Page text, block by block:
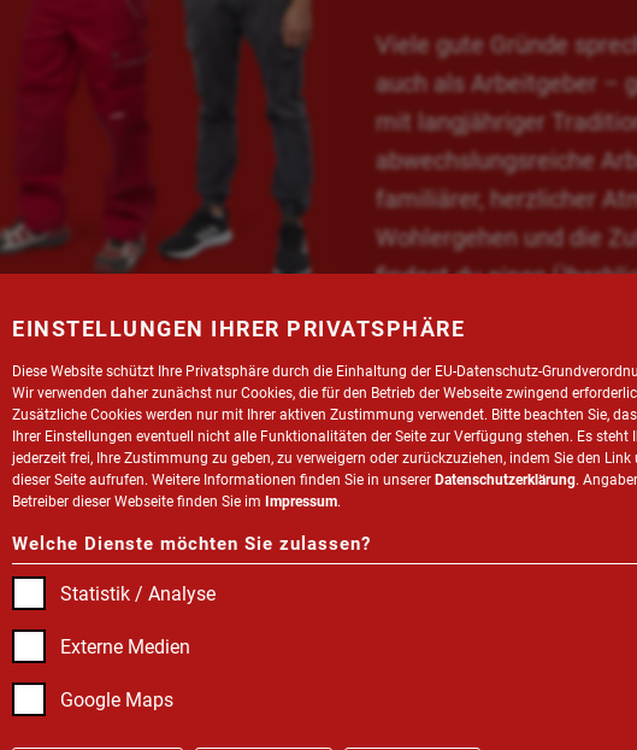
n.
Viele gute Gründe
auch als Arbeitgeber –
mit langjähriger
abwechslungsreiche
familiärer, herzlicher
Wohlergehen und die
findest du einen
ÜBERTARIFLICHE
BEZAHLUNG
EINSTELLUNGEN IHRER PRIVATSPHÄRE
Diese Website schützt Ihre Privatsphäre durch die Einhaltung der EU-Datenschutz-
Wir verwenden daher zunächst nur Cookies, die für den Betrieb der Webseite zwingend
Zusätzliche Cookies werden nur mit Ihrer aktiven Zustimmung verwendet. Bitte beachten Sie,
Ihrer Einstellungen eventuell nicht alle Funktionalitäten der Seite zur Verfügung stehen. Es steht
jederzeit frei, Ihre Zustimmung zu geben, zu verweigern oder zurückzuziehen, indem Sie den
dieser Seite aufrufen. Weitere Informationen finden Sie in unserer Datenschutzerklärung.
Betreiber dieser Webseite finden Sie im Impressum.
Welche Dienste möchten Sie zulassen?
Statistik / Analyse
Externe Medien
Google Maps